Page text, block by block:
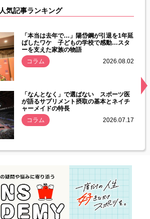
人気記事ランキング
「本当は去年で…」陽岱鋼が引退を1年延
ばしたワケ 子どもの学校で感動…スタ
ーを支えた家族の物語
コラム
2026.08.02
「なんとなく」で選ばない スポーツ医
が語るサプリメント摂取の基本とネイチ
ャーメイドの特長
コラム
2026.07.17